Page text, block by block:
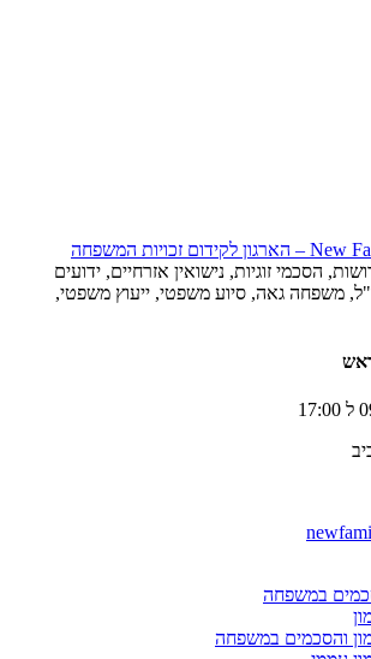
הסכמי זוגיות, נישואין אזרחיים, ידועים
משפחה גאה, סיוע משפטי, ייעוץ משפטי,
במשפחה
והסכמים במשפחה